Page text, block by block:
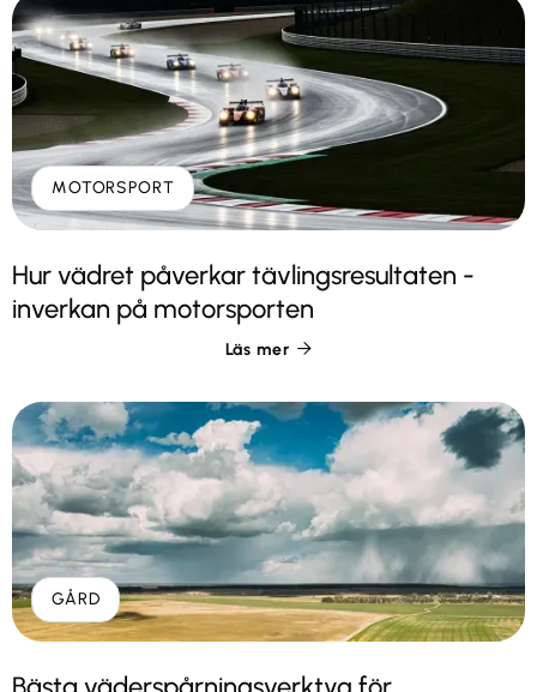
MOTORSPORT
Hur vädret påverkar tävlingsresultaten -
inverkan på motorsporten
Läs mer 
GÅRD